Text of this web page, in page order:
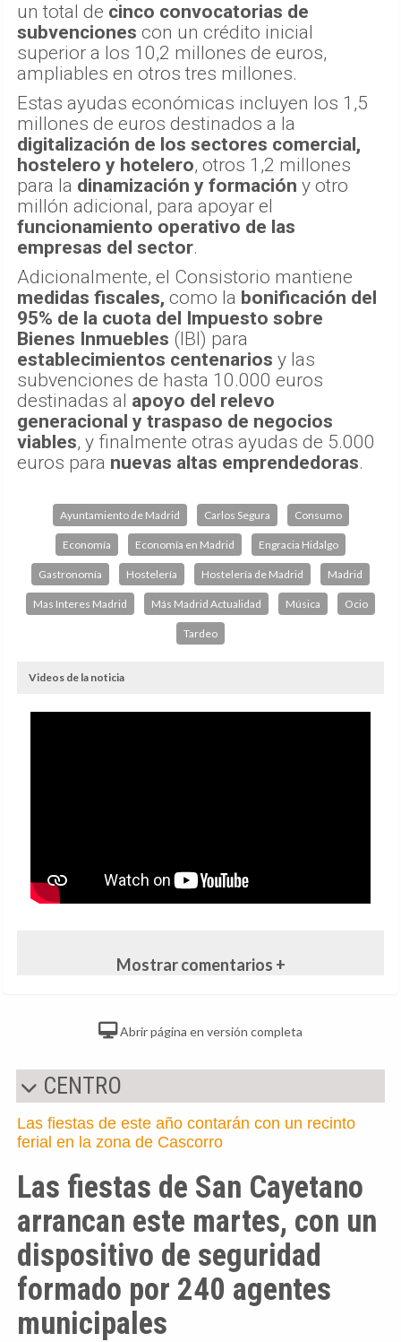
un total de cinco convocatorias de
subvenciones con un crédito inicial
superior a los 10,2 millones de euros,
ampliables en otros tres millones.
Estas ayudas económicas incluyen los 1,5
millones de euros destinados a la
digitalización de los sectores comercial,
hostelero y hotelero, otros 1,2 millones
para la dinamización y formación y otro
millón adicional, para apoyar el
funcionamiento operativo de las
empresas del sector.
Adicionalmente, el Consistorio mantiene
medidas fiscales, como la bonificación del
95% de la cuota del Impuesto sobre
Bienes Inmuebles (IBI) para
establecimientos centenarios y las
subvenciones de hasta 10.000 euros
destinadas al apoyo del relevo
generacional y traspaso de negocios
viables, y finalmente otras ayudas de 5.000
euros para nuevas altas emprendedoras.
Ayuntamiento de Madrid Carlos Segura Consumo
Economía Economía en Madrid Engracia Hidalgo
Gastronomía Hostelería Hostelería de Madrid Madrid
Mas Interes Madrid Más Madrid Actualidad Música Ocio
Tardeo
Videos de la noticia
Mostrar comentarios +
Abrir página en versión completa
CENTRO
Las fiestas de este año contarán con un recinto
ferial en la zona de Cascorro
Las fiestas de San Cayetano
arrancan este martes, con un
dispositivo de seguridad
formado por 240 agentes
municipales